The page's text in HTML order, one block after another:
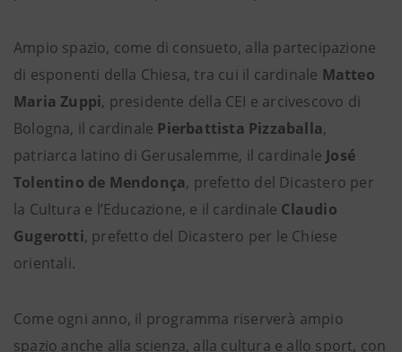
Ampio spazio, come di consueto, alla partecipazione
di esponenti della Chiesa, tra cui il cardinale Matteo
Maria Zuppi, presidente della CEI e arcivescovo di
Bologna, il cardinale Pierbattista Pizzaballa,
patriarca latino di Gerusalemme, il cardinale José
Tolentino de Mendonça, prefetto del Dicastero per
la Cultura e l’Educazione, e il cardinale Claudio
Gugerotti, prefetto del Dicastero per le Chiese
orientali.
Come ogni anno, il programma riserverà ampio
spazio anche alla scienza, alla cultura e allo sport, con